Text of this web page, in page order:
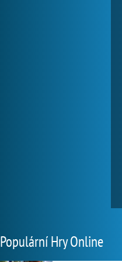
Populární Hry Online